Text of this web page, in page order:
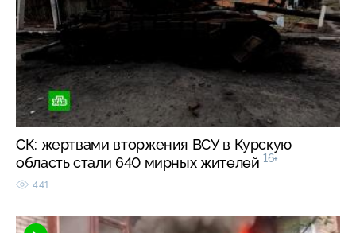
СК: жертвами вторжения ВСУ в Курскую
область стали 640 мирных жителей 16+
441